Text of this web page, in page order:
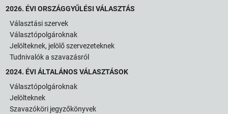
2026. ÉVI ORSZÁGGYŰLÉSI VÁLASZTÁS
Választási szervek
Választópolgároknak
Jelölteknek, jelölő szervezeteknek
Tudnivalók a szavazásról
2024. ÉVI ÁLTALÁNOS VÁLASZTÁSOK
Választópolgároknak
Jelölteknek
Szavazóköri jegyzőkönyvek